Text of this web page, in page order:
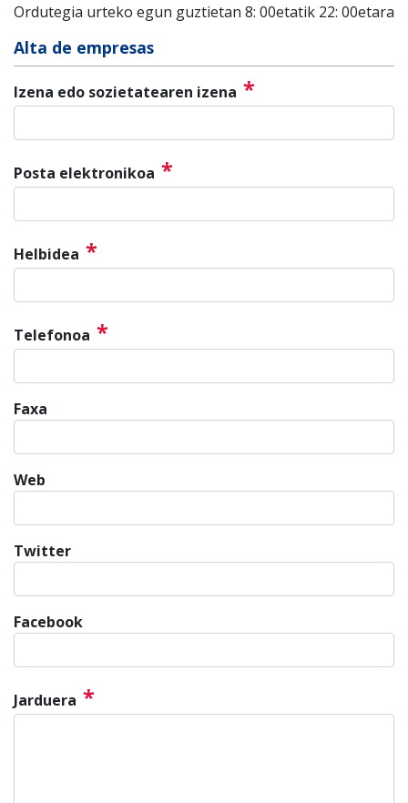
Ordutegia urteko egun guztietan 8: 00etatik 22: 00etara
Alta de empresas
Izena edo sozietatearen izena *
Posta elektronikoa *
Helbidea *
Telefonoa *
Faxa
Web
Twitter
Facebook
Jarduera *